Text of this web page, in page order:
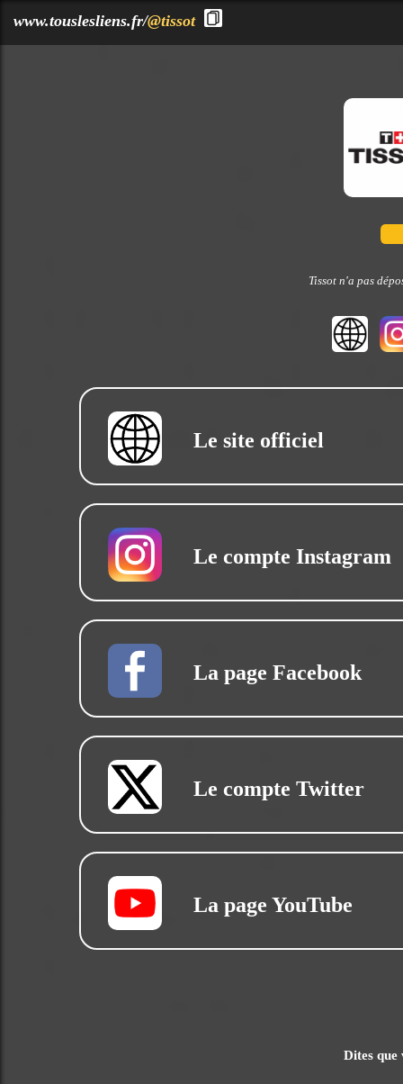
www.touslesliens.fr/@tissot
Tissot n'a pas
Le site officiel
Le compte Instagram
La page Facebook
Le compte Twitter
La page YouTube
Dites que